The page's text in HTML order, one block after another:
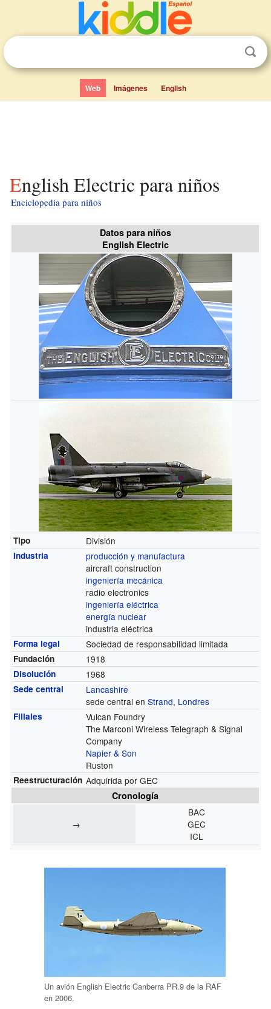
Web Imágenes English
English Electric para niños
Enciclopedia para niños
Datos para niños
English Electric
Tipo División
Industria
producción y manufactura
aircraft construction
ingeniería mecánica
radio electronics
ingeniería eléctrica
energía nuclear
industria eléctrica
Forma legal Sociedad de responsabilidad limitada
Fundación 1918
Disolución 1968
Sede central
Lancashire
sede central enStrand, Londres
Filiales
Vulcan Foundry
The Marconi Wireless Telegraph & Signal
Company
Napier & Son
Ruston
Reestructuración Adquirida por GEC
Cronología
→
BAC
GEC
ICL
Un avión English Electric Canberra PR.9 de la RAF
en 2006.